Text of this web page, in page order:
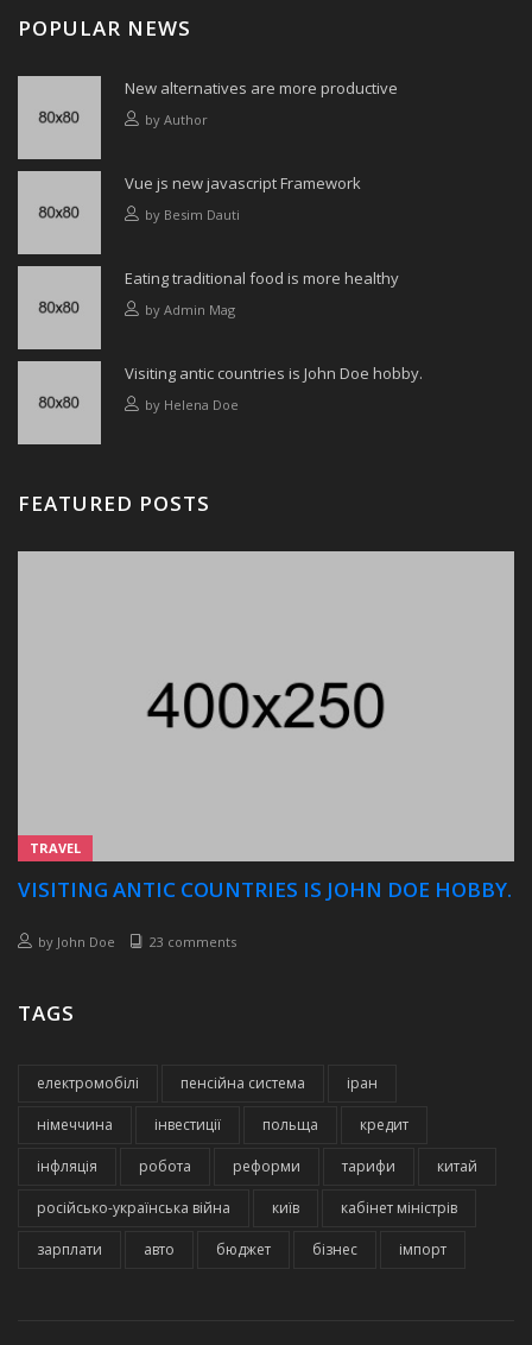
POPULAR NEWS
New alternatives are more productive
by Author
Vue js new javascript Framework
by Besim Dauti
Eating traditional food is more healthy
by Admin Mag
Visiting antic countries is John Doe hobby.
by Helena Doe
FEATURED POSTS
TRAVEL
VISITING ANTIC COUNTRIES IS JOHN DOE HOBBY.
by John Doe 23 comments
TAGS
електромобілі пенсійна система іран
німеччина інвестиції польща кредит
інфляція робота реформи тарифи китай
російсько-українська війна київ кабінет міністрів
зарплати авто бюджет бізнес імпорт